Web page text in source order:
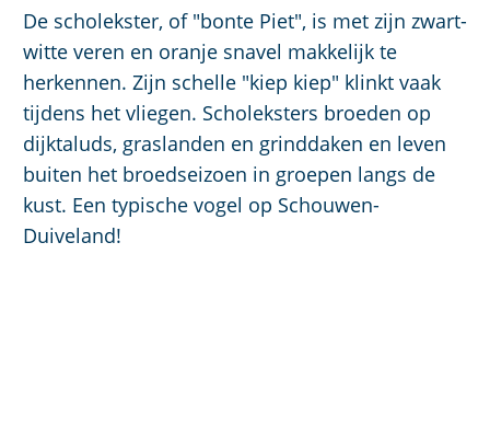
De scholekster, of "bonte Piet", is met zijn zwart-
witte veren en oranje snavel makkelijk te
herkennen. Zijn schelle "kiep kiep" klinkt vaak
tijdens het vliegen. Scholeksters broeden op
dijktaluds, graslanden en grinddaken en leven
buiten het broedseizoen in groepen langs de
kust. Een typische vogel op Schouwen-
Duiveland!